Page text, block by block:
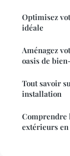
Optimisez
idéale
Aménagez
oasis de
Tout savoir
installation
Comprendre
extérieurs en